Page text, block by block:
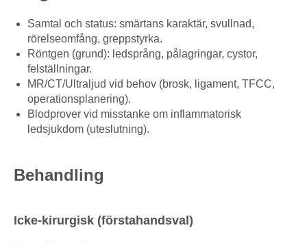
Samtal och status: smärtans karaktär, svullnad,
rörelseomfång, greppstyrka.
Röntgen (grund): ledsprång, pålagringar, cystor,
felställningar.
MR/CT/Ultraljud vid behov (brosk, ligament, TFCC,
operationsplanering).
Blodprover vid misstanke om inflammatorisk
ledsjukdom (uteslutning).
Behandling
Icke-kirurgisk (förstahandsval)